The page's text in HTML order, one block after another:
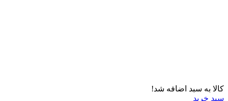
کالا به سبد اضافه شد!
سبد خرید